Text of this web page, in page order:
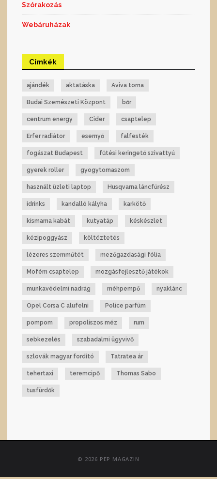
Szórakozás
Webáruházak
Címkék
ajándék aktatáska Aviva torna
Budai Szemészeti Központ bőr
centrum energy Cider csaptelep
Erfer radiátor esernyő falfesték
fogászat Budapest fűtési keringető szivattyú
gyerek roller gyogytornaszom
használt üzleti laptop Husqvarna láncfűrész
idrinks kandalló kályha karkötő
kismama kabát kutyatáp késkészlet
kézipoggyász költöztetés
lézeres szemműtét mezőgazdasági fólia
Mofém csaptelep mozgásfejlesztő játékok
munkavédelmi nadrág méhpempő nyaklánc
Opel Corsa C alufelni Police parfüm
pompom propoliszos méz rum
sebkezelés szabadalmi ügyvivő
szlovák magyar fordító Tatratea ár
tehertaxi teremcipő Thomas Sabo
tusfürdők
© 2026 PEP MAGAZIN